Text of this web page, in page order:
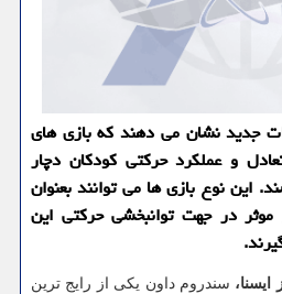
جدید نشان می دهند که بازی های
و عملکرد حرکتی کودکان دچار
این نوع بازی ها می توانند بعنوان
در جهت توانبخشی حرکتی این
سندروم داون یکی از رایج ترین